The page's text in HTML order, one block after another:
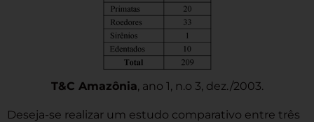
T&C Amazônia, ano 1, n.o 3, dez./2003.
Deseja-se realizar um estudo comparativo entre três